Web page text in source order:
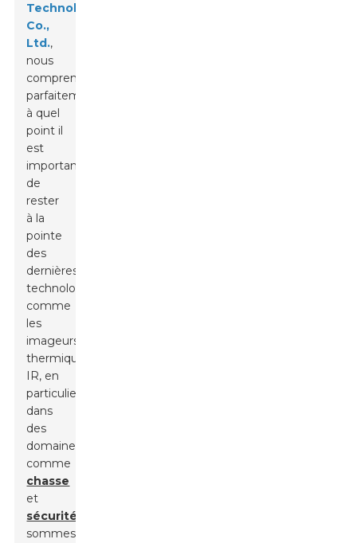
Technology
Co.,
Ltd.,
nous
comprenons
parfaitement
à quel
point il
est
important
de
rester
à la
pointe
des
dernières
technologies,
comme
les
imageurs
thermiques
IR, en
particulier
dans
des
domaines
comme
chasse
et
sécurité
sommes